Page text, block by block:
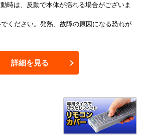
時は、反動で本体が揺れる場合がございま
ください。発熱、故障の原因になる恐れが
詳細を見る